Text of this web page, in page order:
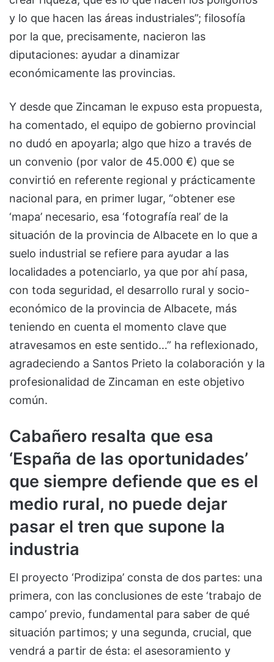
y lo que hacen las áreas industriales”; filosofía
por la que, precisamente, nacieron las
diputaciones: ayudar a dinamizar
económicamente las provincias.
Y desde que Zincaman le expuso esta propuesta,
ha comentado, el equipo de gobierno provincial
no dudó en apoyarla; algo que hizo a través de
un convenio (por valor de 45.000 €) que se
convirtió en referente regional y prácticamente
nacional para, en primer lugar, “obtener ese
‘mapa’ necesario, esa ‘fotografía real’ de la
situación de la provincia de Albacete en lo que a
suelo industrial se refiere para ayudar a las
localidades a potenciarlo, ya que por ahí pasa,
con toda seguridad, el desarrollo rural y socio-
económico de la provincia de Albacete, más
teniendo en cuenta el momento clave que
atravesamos en este sentido…” ha reflexionado,
agradeciendo a Santos Prieto la colaboración y la
profesionalidad de Zincaman en este objetivo
común.
Cabañero resalta que esa
‘España de las oportunidades’
que siempre defiende que es el
medio rural, no puede dejar
pasar el tren que supone la
industria
El proyecto ‘Prodizipa’ consta de dos partes: una
primera, con las conclusiones de este ‘trabajo de
campo’ previo, fundamental para saber de qué
situación partimos; y una segunda, crucial, que
vendrá a partir de ésta: el asesoramiento y